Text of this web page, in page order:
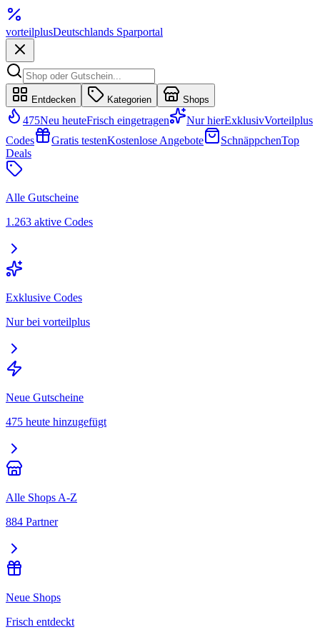
vorteilplusDeutschlands Sparportal
Entdecken Kategorien Shops
475Neu heuteFrisch eingetragen Nur hierExklusivVorteilplus
Codes
Gratis testenKostenlose Angebote SchnäppchenTop
Deals
Alle Gutscheine
1.263 aktive Codes
Exklusive Codes
Nur bei vorteilplus
Neue Gutscheine
475 heute hinzugefügt
Alle Shops A-Z
884 Partner
Neue Shops
Frisch entdeckt